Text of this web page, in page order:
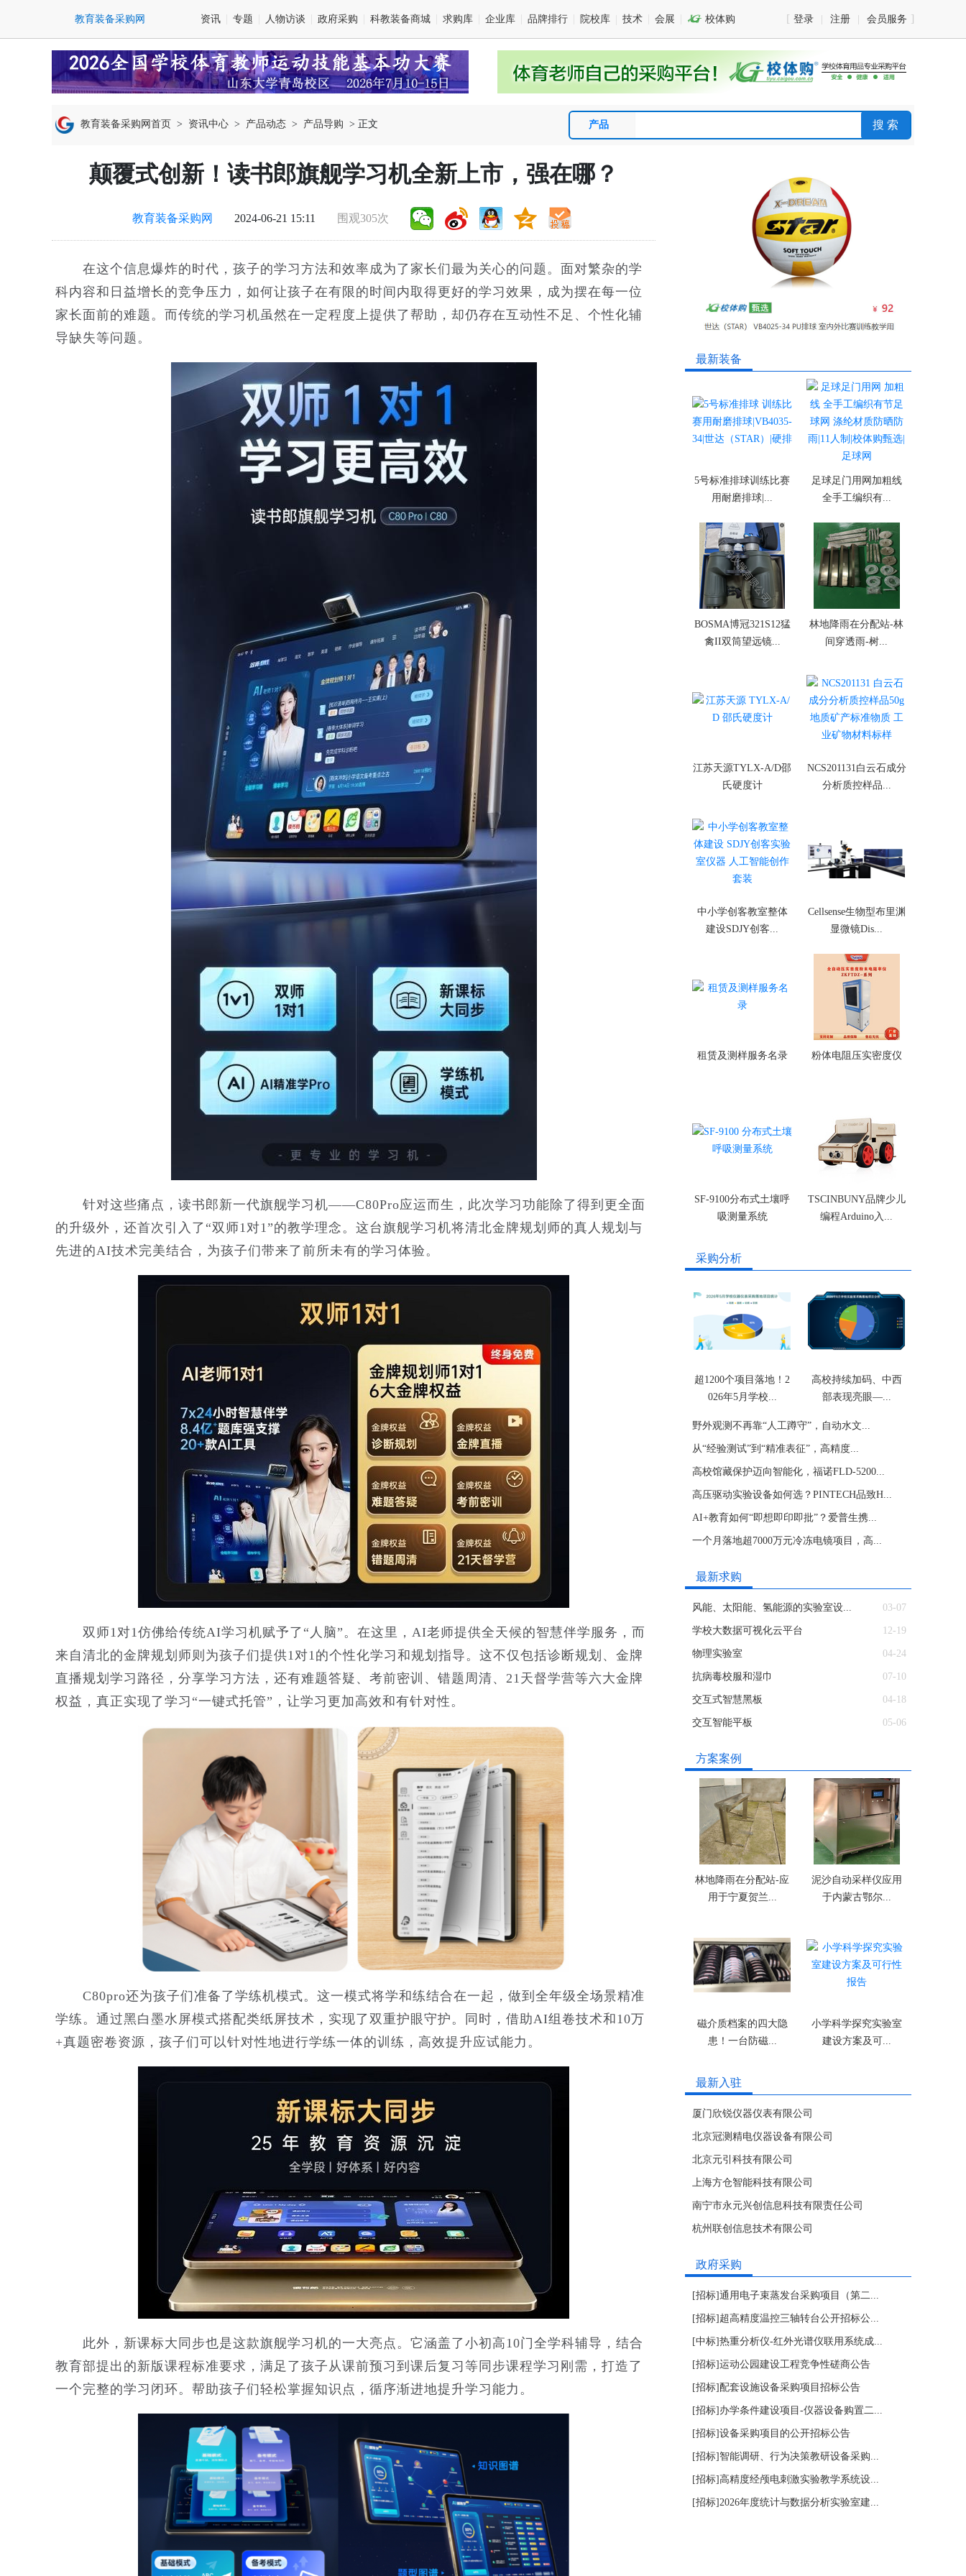
资讯 专题 人物访谈 政府采购 科教装备商城 求购库 企业库 品牌排行 院校库 技术 会展  校体购 登录 注册 会员服务
教育装备采购网首页 > 资讯中心 > 产品动态 > 产品导购 > 正文 产品 搜 索
颠覆式创新！读书郎旗舰学习机全新上市，强在哪？
教育装备采购网 2024-06-21 15:11 围观305次
在这个信息爆炸的时代，孩子的学习方法和效率成为了家长们最为关心的问题。面对繁杂的学
科内容和日益增长的竞争压力，如何让孩子在有限的时间内取得更好的学习效果，成为摆在每一位
家长面前的难题。而传统的学习机虽然在一定程度上提供了帮助，却仍存在互动性不足、个性化辅
导缺失等问题。
针对这些痛点，读书郎新一代旗舰学习机——C80Pro应运而生，此次学习功能除了得到更全面
的升级外，还首次引入了“双师1对1”的教学理念。这台旗舰学习机将清北金牌规划师的真人规划与
先进的AI技术完美结合，为孩子们带来了前所未有的学习体验。
双师1对1仿佛给传统AI学习机赋予了“人脑”。在这里，AI老师提供全天候的智慧伴学服务，而
来自清北的金牌规划师则为孩子们提供1对1的个性化学习和规划指导。这不仅包括诊断规划、金牌
直播规划学习路径，分享学习方法，还有难题答疑、考前密训、错题周清、21天督学营等六大金牌
权益，真正实现了学习“一键式托管”，让学习更加高效和有针对性。
C80pro还为孩子们准备了学练机模式。这一模式将学和练结合在一起，做到全年级全场景精准
学练。通过黑白墨水屏模式搭配类纸屏技术，实现了双重护眼守护。同时，借助AI组卷技术和10万
+真题密卷资源，孩子们可以针对性地进行学练一体的训练，高效提升应试能力。
此外，新课标大同步也是这款旗舰学习机的一大亮点。它涵盖了小初高10门全学科辅导，结合
教育部提出的新版课程标准要求，满足了孩子从课前预习到课后复习等同步课程学习刚需，打造了
一个完整的学习闭环。帮助孩子们轻松掌握知识点，循序渐进地提升学习能力。
最新装备
5号标准排球训练比赛
用耐磨排球|...
足球足门用网加粗线
全手工编织有...
BOSMA博冠321S12猛
禽II双筒望远镜...
林地降雨在分配站-林
间穿透雨-树...
江苏天源TYLX-A/D邵
氏硬度计
NCS201131白云石成分
分析质控样品...
中小学创客教室整体
建设SDJY创客...
Cellsense生物型布里渊
显微镜Dis...
租赁及测样服务名录 粉体电阻压实密度仪
SF-9100分布式土壤呼
吸测量系统
TSCINBUNY品牌少儿
编程Arduino入...
采购分析
超1200个项目落地！2
026年5月学校...
高校持续加码、中西
部表现亮眼—...
野外观测不再靠“人工蹲守”，自动水文...
从“经验测试”到“精准表征”，高精度...
高校馆藏保护迈向智能化，福诺FLD-5200...
高压驱动实验设备如何选？PINTECH品致H...
AI+教育如何“即想即印即批”？爱普生携...
一个月落地超7000万元冷冻电镜项目，高...
最新求购
风能、太阳能、氢能源的实验室设... 03-07
学校大数据可视化云平台 12-19
物理实验室 04-24
抗病毒校服和湿巾 07-10
交互式智慧黑板 04-18
交互智能平板 05-06
方案案例
林地降雨在分配站-应
用于宁夏贺兰...
泥沙自动采样仪应用
于内蒙古鄂尔...
磁介质档案的四大隐
患！一台防磁...
小学科学探究实验室
建设方案及可...
最新入驻
厦门欣锐仪器仪表有限公司
北京冠测精电仪器设备有限公司
北京元引科技有限公司
上海方仓智能科技有限公司
南宁市永元兴创信息科技有限责任公司
杭州联创信息技术有限公司
政府采购
[招标]通用电子束蒸发台采购项目（第二...
[招标] 超高精度温控三轴转台公开招标公...
[中标]热重分析仪-红外光谱仪联用系统成...
[招标]运动公园建设工程竞争性磋商公告
[招标] 配套设施设备采购项目招标公告
[招标] 办学条件建设项目-仪器设备购置二...
[招标]设备采购项目的公开招标公告
[招标] 智能调研、行为决策教研设备采购...
[招标]高精度经颅电刺激实验教学系统设...
[招标]2026年度统计与数据分析实验室建...